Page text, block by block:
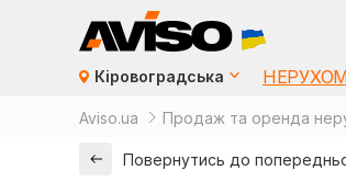
Кіровоградська
Aviso.ua Продаж та оренда
Повернутись до